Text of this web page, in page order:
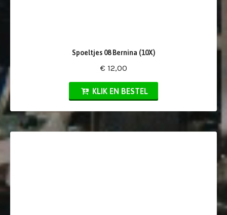
Spoeltjes 08 Bernina (10X)
€ 12,00
KLIK EN BESTEL